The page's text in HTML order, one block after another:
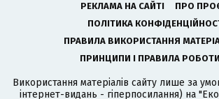
РЕКЛАМА НА САЙТІ
ПРО
ПОЛІТИКА
ПРАВИЛА ВИКОРИСТАННЯ
ПРИНЦИПИ І ПРАВИЛА
Використання матеріалів сайту лише за
інтернет-видань - гіперпосилання) на